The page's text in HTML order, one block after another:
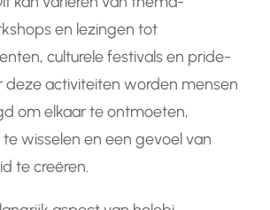
en lezingen tot
culturele festivals en pride-
deze activiteiten worden mensen
om elkaar te ontmoeten,
wisselen en een gevoel van
te creëren.